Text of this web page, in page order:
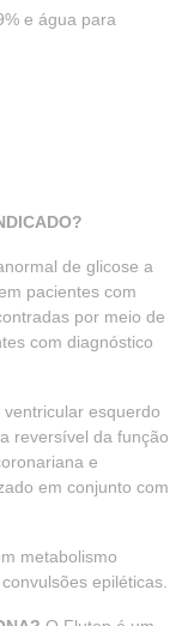
e água para
de glicose a
pacientes com
por meio de
com diagnóstico
esquerdo
reversível da função
e
em conjunto com
metabolismo
epiléticas.